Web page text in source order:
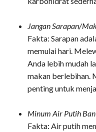
Jangan Sarapan/
Fakta: Sarapan
memulai hari.
Anda lebih mudah
makan berlebihan.
penting untuk
Minum Air Putih
Fakta: Air putih